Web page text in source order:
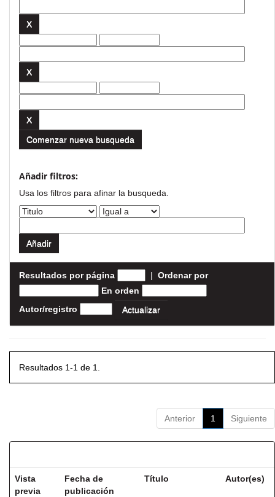
Comenzar nueva busqueda
Añadir filtros:
Usa los filtros para afinar la busqueda.
Resultados por página | Ordenar por
En orden
Autor/registro
Resultados 1-1 de 1.
Anterior 1 Siguiente
Vista
previa
Fecha de
publicación
Título Autor(es)